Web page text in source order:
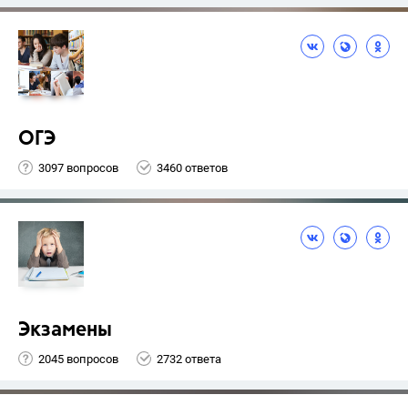
ОГЭ
3097 вопросов 3460 ответов
Экзамены
2045 вопросов 2732 ответа